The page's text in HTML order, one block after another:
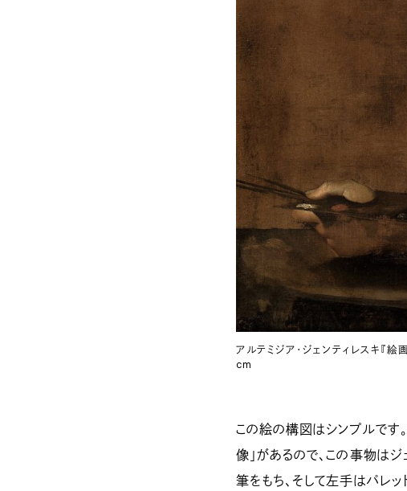
アルテミジア・ジェンティレスキ『
cm
この絵の構図はシンプルです
像」があるので、この事物は
筆をもち、そして左手はパレ